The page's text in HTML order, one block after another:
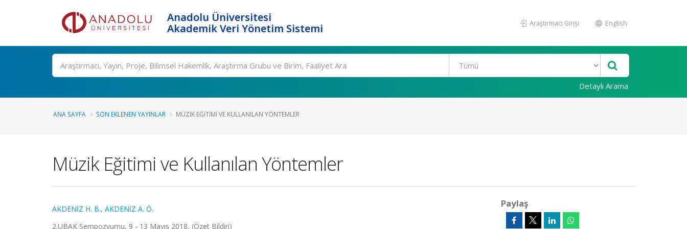
Anadolu Üniversitesi
Akademik Veri Yönetim Sistemi
Araştırmacı Girişi English
Ara
Detaylı Arama
ANA SAYFA SON EKLENEN YAYINLAR MÜZIK EĞITIMI VE KULLANILAN YÖNTEMLER
Müzik Eğitimi ve Kullanılan Yöntemler
AKDENİZ H. B., AKDENİZ A. Ö.
2.UBAK Sempozyumu, 9 - 13 Mayıs 2018, (Özet Bildiri)
Paylaş